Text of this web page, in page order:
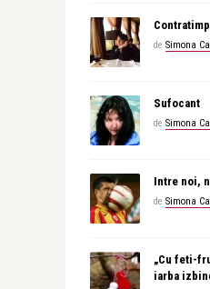
de Simona
Sufocant
de Simona
Intre noi,
de Simona
„Cu feti-
iarba